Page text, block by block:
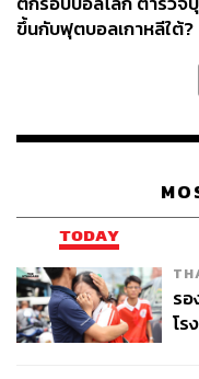
ขึ้นกับฟุตบอลเกาหลีใต้?
TODAY
ร
โร